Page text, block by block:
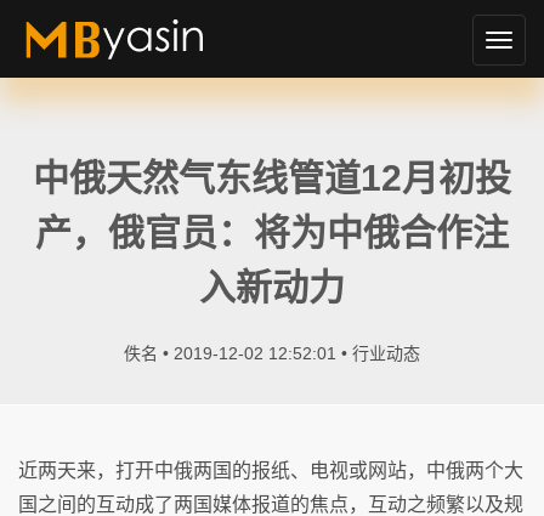
切
换
中俄天然气东线管道12月初投
产，俄官员：将为中俄合作注
入新动力
佚名 • 2019-12-02 12:52:01 • 行业动态
近两天来，打开中俄两国的报纸、电视或网站，中俄两个大
国之间的互动成了两国媒体报道的焦点，互动之频繁以及规